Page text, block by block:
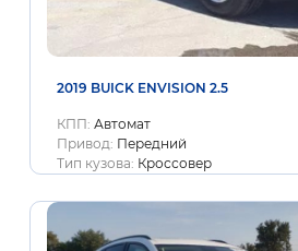
2019 BUICK ENVISION 2.5
КПП: Автомат
Привод: Передний
Тип кузова: Кроссовер